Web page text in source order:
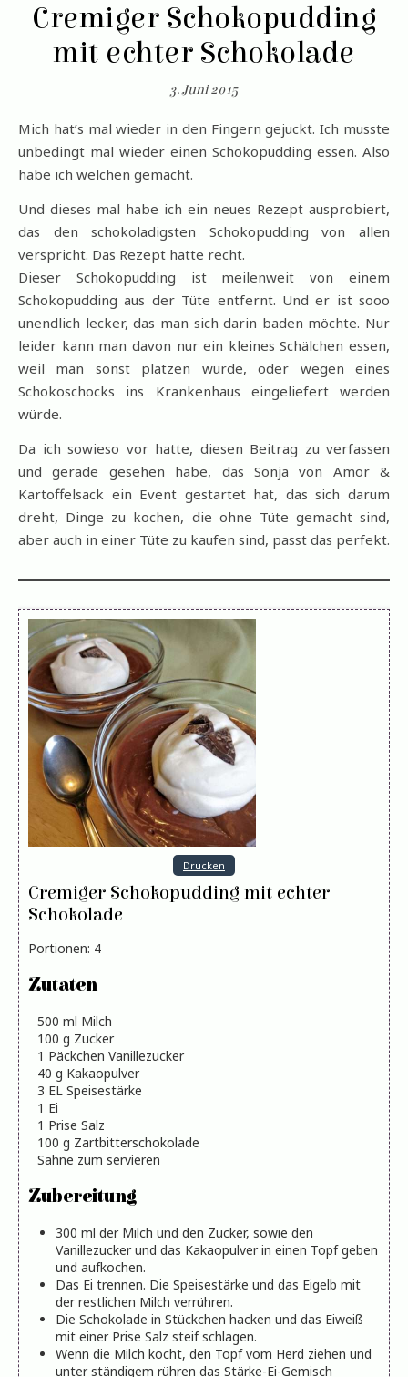
Cremiger Schokopudding
mit echter Schokolade
3. Juni 2015
Mich hat’s mal wieder in den Fingern gejuckt. Ich musste
unbedingt mal wieder einen Schokopudding essen. Also
habe ich welchen gemacht.
Und dieses mal habe ich ein neues Rezept ausprobiert,
das den schokoladigsten Schokopudding von allen
verspricht. Das Rezept hatte recht.
Dieser Schokopudding ist meilenweit von einem
Schokopudding aus der Tüte entfernt. Und er ist sooo
unendlich lecker, das man sich darin baden möchte. Nur
leider kann man davon nur ein kleines Schälchen essen,
weil man sonst platzen würde, oder wegen eines
Schokoschocks ins Krankenhaus eingeliefert werden
würde.
Da ich sowieso vor hatte, diesen Beitrag zu verfassen
und gerade gesehen habe, das Sonja von Amor &
Kartoffelsack ein Event gestartet hat, das sich darum
dreht, Dinge zu kochen, die ohne Tüte gemacht sind,
aber auch in einer Tüte zu kaufen sind, passt das perfekt.
Drucken
Cremiger Schokopudding mit echter
Schokolade
Portionen: 4
Zutaten
500 ml Milch
100 g Zucker
1 Päckchen Vanillezucker
40 g Kakaopulver
3 EL Speisestärke
1 Ei
1 Prise Salz
100 g Zartbitterschokolade
Sahne zum servieren
Zubereitung
300 ml der Milch und den Zucker, sowie den
Vanillezucker und das Kakaopulver in einen Topf geben
und aufkochen.
Das Ei trennen. Die Speisestärke und das Eigelb mit
der restlichen Milch verrühren.
Die Schokolade in Stückchen hacken und das Eiweiß
mit einer Prise Salz steif schlagen.
Wenn die Milch kocht, den Topf vom Herd ziehen und
unter ständigem rühren das Stärke-Ei-Gemisch